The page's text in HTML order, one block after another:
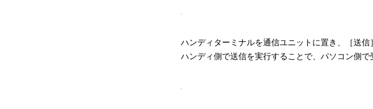
ハンディターミナルを通信ユニットに置き、［送信
ハンディ側で送信を実行することで、パソコン側で